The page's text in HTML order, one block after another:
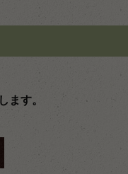
ます。